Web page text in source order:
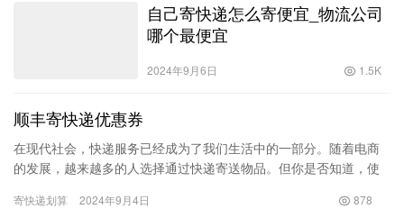
自己寄快递怎么寄便宜_物流公司
哪个最便宜
2024年9月6日 1.5K
顺丰寄快递优惠券
在现代社会，快递服务已经成为了我们生活中的一部分。随着电商
的发展，越来越多的人选择通过快递寄送物品。但你是否知道，使
用？本文…
寄快递划算 2024年9月4日 878